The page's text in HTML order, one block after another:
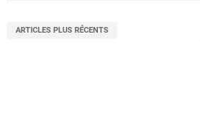
ARTICLES PLUS RÉCENTS